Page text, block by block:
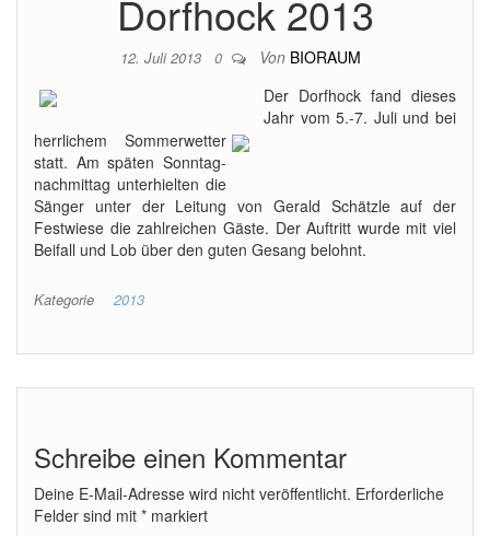
Dorfhock 2013
12. Juli 2013 0 Von BIORAUM
Der Dorfhock fand dieses
Jahr vom 5.-7. Juli und bei
herrlichem Sommerwetter
statt. Am späten Sonntag-
nachmittag unterhielten die
Sänger unter der Leitung von Gerald Schätzle auf der
Festwiese die zahlreichen Gäste. Der Auftritt wurde mit viel
Beifall und Lob über den guten Gesang belohnt.
Kategorie 2013
Schreibe einen Kommentar
Deine E-Mail-Adresse wird nicht veröffentlicht. Erforderliche
Felder sind mit * markiert